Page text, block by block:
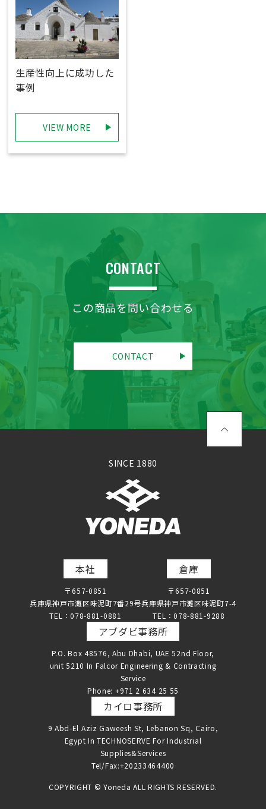
生産性向上に成功した
事例
VIEW MORE
CONTACT
この商品を問い合わせる
CONTACT
SINCE 1880
本社
〒657-0851
兵庫県神戸市灘区味泥町7番29号
TEL：078-881-0881
倉庫
〒657-0851
兵庫県神戸市灘区味泥町7-4
TEL：078-881-9288
アブダビ事務所
P.O. Box 48576, Abu Dhabi, UAE 52nd Floor,
unit 5210 In Falcor Engineering & Contracting
Service
Phone: +971 2 634 25 55
カイロ事務所
9 Abd-El Aziz Gaweesh St, Lebanon Sq, Cairo,
Egypt In TECHNOSERVE For Industrial
Supplies&Services
Tel/Fax:+20233464400
COPYRIGHT © Yoneda ALL RIGHTS RESERVED.